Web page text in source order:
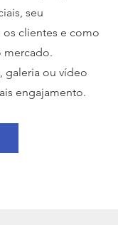
seu
clientes e como
mercado.
galeria ou vídeo
engajamento.